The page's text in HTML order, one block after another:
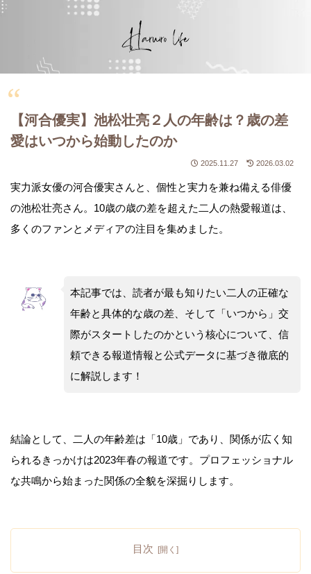
【河合優実】池松壮亮２人の年齢は？歳の差
愛はいつから始動したのか
2025.11.27 2026.03.02
実力派女優の河合優実さんと、個性と実力を兼ね備える俳優
の池松壮亮さん。10歳の歳の差を超えた二人の熱愛報道は、
多くのファンとメディアの注目を集めました。
本記事では、読者が最も知りたい二人の正確な
年齢と具体的な歳の差、そして「いつから」交
際がスタートしたのかという核心について、信
頼できる報道情報と公式データに基づき徹底的
に解説します！
結論として、二人の年齢差は「10歳」であり、関係が広く知
られるきっかけは2023年春の報道です。プロフェッショナル
な共鳴から始まった関係の全貌を深掘りします。
目次